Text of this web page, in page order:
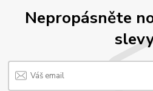
Nepropásněte